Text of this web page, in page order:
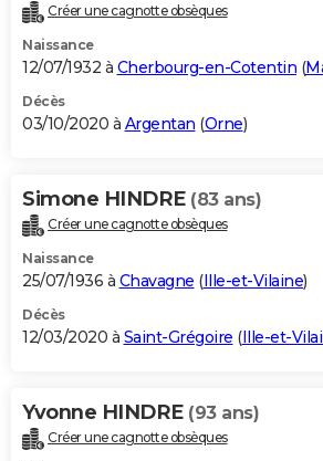
Créer une cagnotte obsèques
Naissance
12/07/1932 à Cherbourg-en-Cotentin (
Décès
03/10/2020 à Argentan (Orne)
Simone HINDRE (83 ans)
Créer une cagnotte obsèques
Naissance
25/07/1936 à Chavagne (Ille-et-Vilaine)
Décès
12/03/2020 à Saint-Grégoire (Ille-et-
Yvonne HINDRE (93 ans)
Créer une cagnotte obsèques